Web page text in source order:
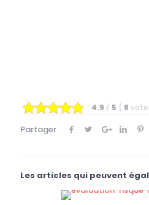
4.9 / 5 ( 8
Partager
Les articles qui peuvent